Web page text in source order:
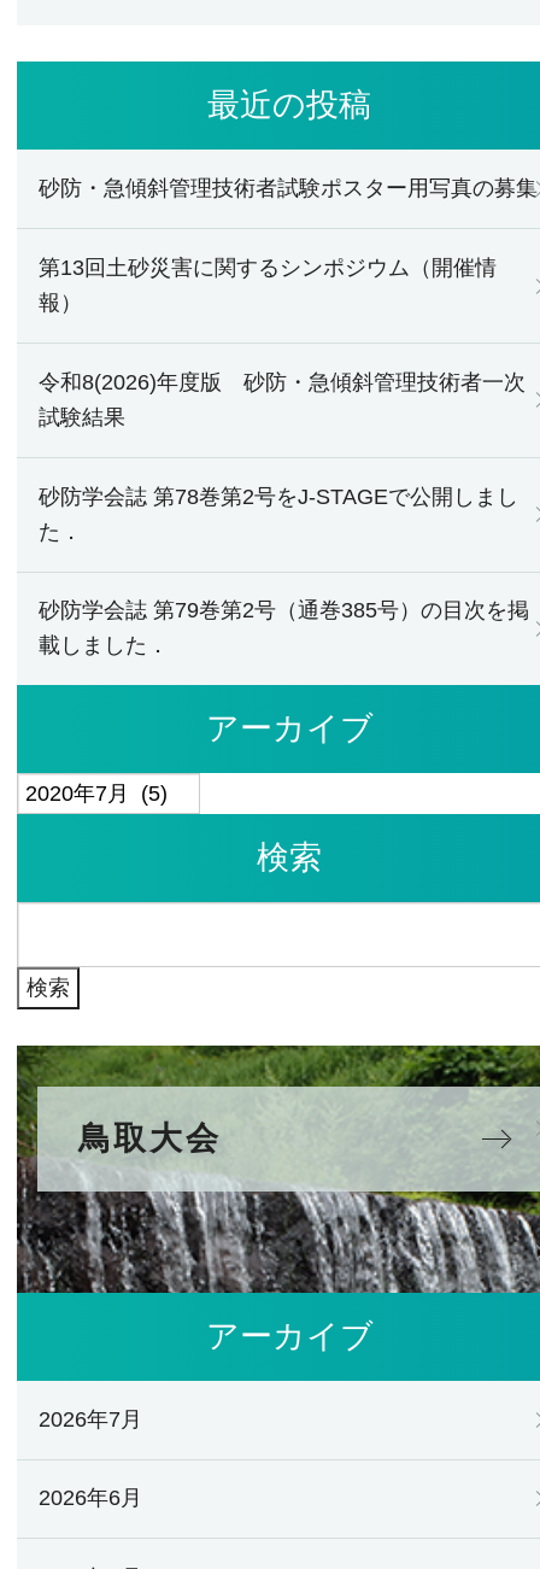
最近の投稿
砂防・急傾斜管理技術者試験ポスター用写真の募集
第13回土砂災害に関するシンポジウム（開催情
報）
令和8(2026)年度版 砂防・急傾斜管理技術者一次
試験結果
砂防学会誌 第78巻第2号をJ-STAGEで公開しまし
た．
砂防学会誌 第79巻第2号（通巻385号）の目次を掲
載しました．
アーカイブ
ア
検索
鳥取大会
アーカイブ
2026年7月
2026年6月